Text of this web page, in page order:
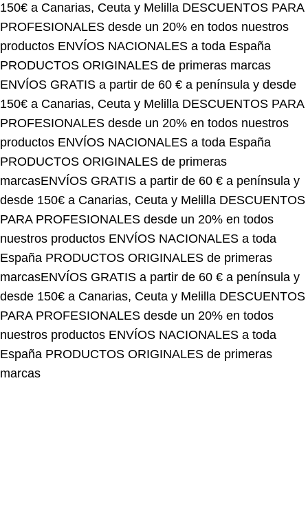
PROFESIONALES desde un 20% en todos nuestros
productosENVÍOS NACIONALES a toda España
PRODUCTOS ORIGINALES de primeras marcas
ENVÍOS GRATIS a partir de 60 € a península y desde
150€ a Canarias, Ceuta y MelillaDESCUENTOS PARA
PROFESIONALES desde un 20% en todos nuestros
productosENVÍOS NACIONALES a toda España
PRODUCTOS ORIGINALES de primeras
marcasENVÍOS GRATIS a partir de 60 € a península y
desde 150€ a Canarias, Ceuta y Melilla DESCUENTOS
PARA PROFESIONALES desde un 20% en todos
nuestros productosENVÍOS NACIONALES a toda
EspañaPRODUCTOS ORIGINALES de primeras
marcasENVÍOS GRATIS a partir de 60 € a península y
desde 150€ a Canarias, Ceuta y Melilla DESCUENTOS
PARA PROFESIONALES desde un 20% en todos
nuestros productosENVÍOS NACIONALES a toda
EspañaPRODUCTOS ORIGINALES de primeras
marcas